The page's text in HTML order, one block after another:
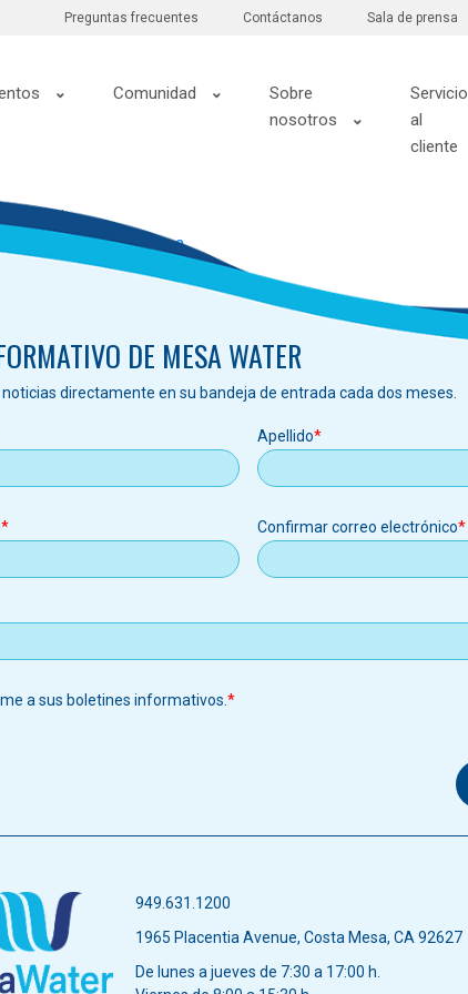
Sala de prensa
Contáctanos
Preguntas frecuentes
Comunidad
Sobre
nosotros
Servicio
al
cliente
de inicio.
su sitio.Suscríbete a
DE MESA WATER
directamente en su bandeja de entrada cada dos meses.
Apellido
Confirmar correo electrónico
a sus boletines informativos.
949.631.1200
1965 Placentia Avenue, Costa Mesa, CA 92627
De lunes a jueves de 7:30 a 17:00 h.